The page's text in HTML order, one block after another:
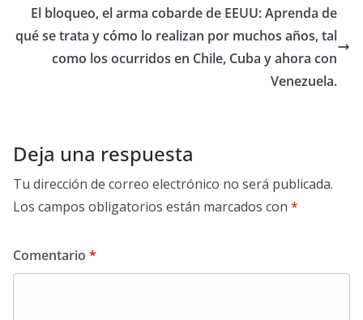
El bloqueo, el arma cobarde de EEUU: Aprenda de
qué se trata y cómo lo realizan por muchos años, tal
como los ocurridos en Chile, Cuba y ahora con
Venezuela.
Deja una respuesta
Tu dirección de correo electrónico no será publicada.
Los campos obligatorios están marcados con *
Comentario *